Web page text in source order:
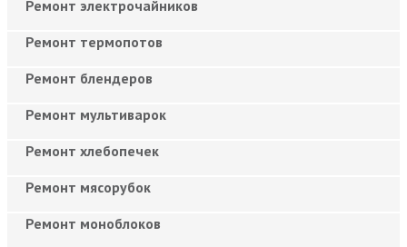
Ремонт электрочайников
Ремонт термопотов
Ремонт блендеров
Ремонт мультиварок
Ремонт хлебопечек
Ремонт мясорубок
Ремонт моноблоков